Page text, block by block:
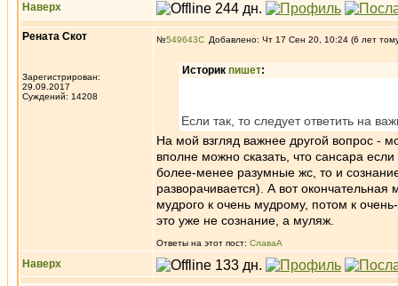
Наверх
Рената Скот
Зарегистрирован:
29.09.2017
Суждений: 14208
№549643 Добавлено: Чт 17 Сен 20, 10:24 (6 лет
Историк пишет:
Если так, то следует ответить на
На мой взгляд важнее другой вопрос -
вполне можно сказать, что сансара
более-менее разумные жс, то и
разворачивается). А вот окончательная
мудрого к очень мудрому, потом к
это уже не сознание, а муляж.
Ответы на этот пост: СлаваА
Наверх